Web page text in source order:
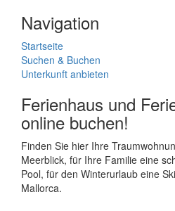
Navigation
Startseite
Suchen & Buchen
Unterkunft anbieten
Ferienhaus und
online buchen!
Finden Sie hier Ihre
Meerblick, für Ihre Familie eine
Pool, für den Winterurlaub eine
Mallorca.